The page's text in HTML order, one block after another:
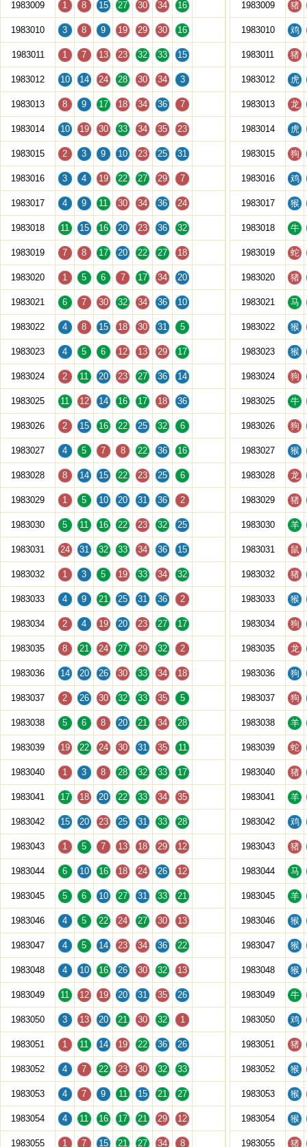
1983009 1 8 15 27 30 34 16
1983010 3 8 9 19 29 30 16
1983011 1 7 13 23 32 33 15
1983012 10 14 24 28 30 34 3
1983013 8 9 17 18 34 36 7
1983014 10 19 30 33 34 35 23
1983015 2 3 9 10 23 25 31
1983016 3 4 19 22 27 29 7
1983017 4 9 11 30 34 36 24
1983018 11 15 16 20 23 36 32
1983019 7 8 17 20 22 27 18
1983020 1 5 6 7 17 34 20
1983021 6 7 30 32 34 36 10
1983022 4 8 15 18 30 31 5
1983023 4 5 6 12 13 29 17
1983024 2 11 20 23 27 36 14
1983025 11 12 14 16 17 18 36
1983026 2 15 16 22 25 32 6
1983027 4 5 7 8 22 36 16
1983028 8 14 15 22 23 25 6
1983029 1 5 10 20 31 36 2
1983030 5 11 16 22 23 32 25
1983031 24 31 32 33 34 36 15
1983032 1 3 5 19 33 34 32
1983033 4 9 21 25 31 36 2
1983034 2 4 19 20 23 27 17
1983035 8 21 24 27 29 32 2
1983036 14 20 26 30 33 34 18
1983037 2 26 30 32 33 35 5
1983038 5 6 8 20 21 34 28
1983039 19 22 24 30 31 35 11
1983040 1 3 8 28 32 33 17
1983041 17 18 20 22 33 34 35
1983042 15 20 23 25 31 33 28
1983043 1 5 7 13 18 29 12
1983044 6 10 16 18 24 26 12
1983045 5 6 10 27 31 33 21
1983046 4 5 22 24 27 30 13
1983047 4 5 14 23 34 36 22
1983048 4 10 16 26 30 32 13
1983049 11 12 19 20 31 35 26
1983050 3 13 20 21 30 32 1
1983051 1 11 14 19 22 36 26
1983052 4 7 22 23 30 32 33
1983053 4 7 9 11 15 21 27
1983054 4 11 16 17 21 29 12
1983055 1 7 15 21 27 34 8
1983009 猪
1983010 鸡
1983011 猪
1983012 虎
1983013 龙
1983014 虎
1983015 狗
1983016 鸡
1983017 猴
1983018 牛
1983019 蛇
1983020 猪
1983021 马
1983022 猴
1983023 猴
1983024 狗
1983025 牛
1983026 狗
1983027 猴
1983028 龙
1983029 猪
1983030 羊
1983031 鼠
1983032 猪
1983033 猴
1983034 狗
1983035 龙
1983036 狗
1983037 狗
1983038 羊
1983039 蛇
1983040 猪
1983041 羊
1983042 鸡
1983043 猪
1983044 马
1983045 羊
1983046 猴
1983047 猴
1983048 猴
1983049 牛
1983050 鸡
1983051 猪
1983052 猴
1983053 猴
1983054 猴
1983055 猪